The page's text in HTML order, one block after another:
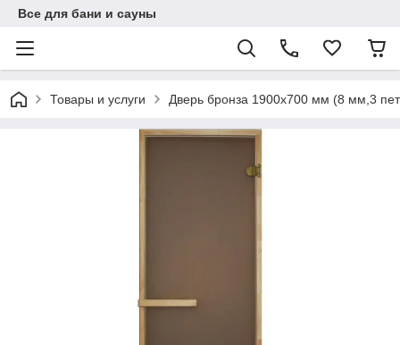
Все для бани и сауны
Товары и услуги Дверь бронза 1900х700 мм (8 мм,3